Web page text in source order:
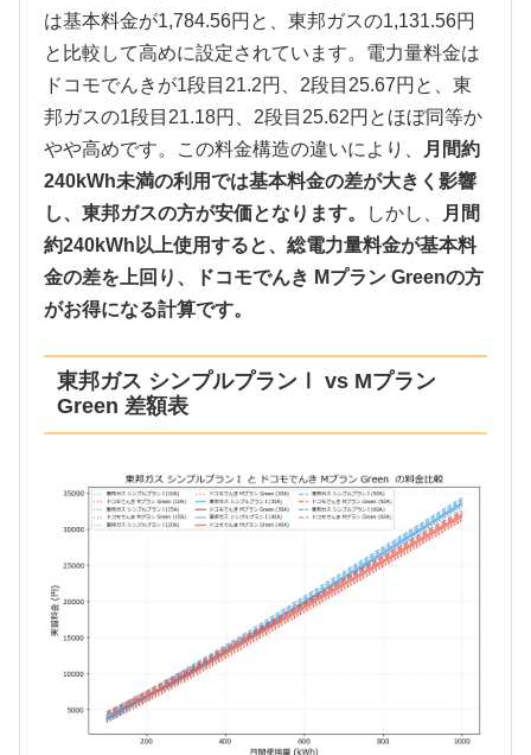
は基本料金が1,784.56円と、東邦ガスの1,131.56円
と比較して高めに設定されています。電力量料金は
ドコモでんきが1段目21.2円、2段目25.67円と、東
邦ガスの1段目21.18円、2段目25.62円とほぼ同等か
やや高めです。この料金構造の違いにより、
月間約
240kWh未満の利用では基本料金の差が大きく影響
し、東邦ガスの方が安価となります。
しかし、
月間
約240kWh以上使用すると、総電力量料金が基本料
金の差を上回り、ドコモでんき Mプラン Greenの方
がお得になる計算です。
東邦ガス シンプルプランⅠ vs Mプラン
Green 差額表